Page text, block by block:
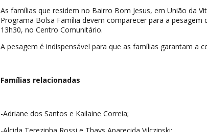
As famílias que residem no Bairro Bom Jesus, em União da
Programa Bolsa Família devem comparecer para a
13h30, no Centro Comunitário.
A pesagem é indispensável para que as famílias garantam a
Famílias relacionadas
-Adriane dos Santos e Kailaine Correia;